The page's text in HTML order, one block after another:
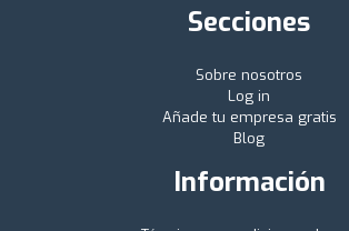
Secciones
Sobre nosotros
Log in
Añade tu empresa gratis
Blog
Información